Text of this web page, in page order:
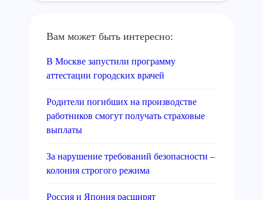
Вам может быть интересно:
В Москве запустили программу
аттестации городских врачей
Родители погибших на производстве
работников смогут получать страховые
выплаты
За нарушение требований безопасности –
колония строгого режима
Россия и Япония расширят